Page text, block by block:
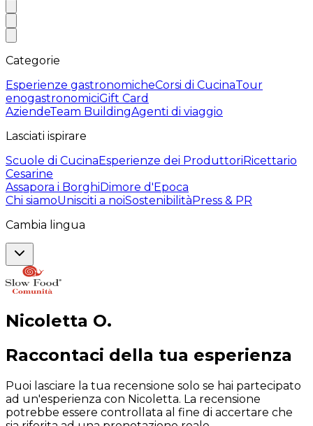
Categorie
Esperienze gastronomicheCorsi di CucinaTour
enogastronomiciGift Card
AziendeTeam BuildingAgenti di viaggio
Lasciati ispirare
Scuole di CucinaEsperienze dei ProduttoriRicettario
Cesarine
Assapora i BorghiDimore d'Epoca
Chi siamoUnisciti a noiSostenibilitàPress & PR
Cambia lingua
Nicoletta O.
Raccontaci della tua esperienza
Puoi lasciare la tua recensione solo se hai partecipato
ad un'esperienza con Nicoletta. La recensione
potrebbe essere controllata al fine di accertare che